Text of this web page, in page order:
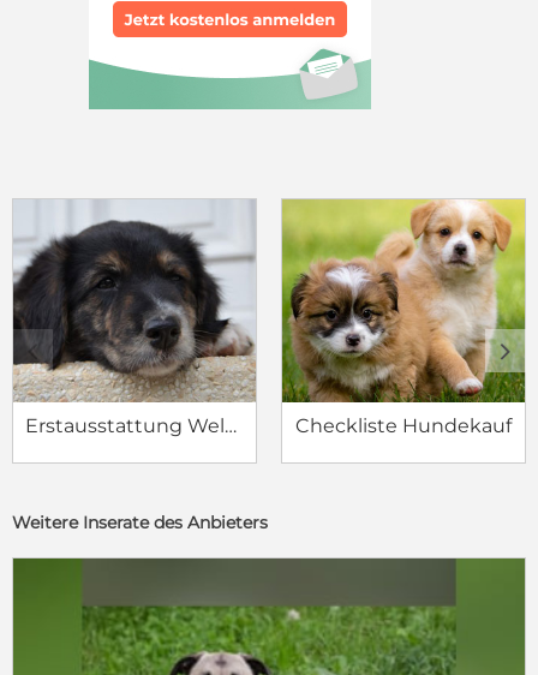
Erstausstattung Welpe Checkliste Hundekauf
c d
Weitere Inserate des Anbieters